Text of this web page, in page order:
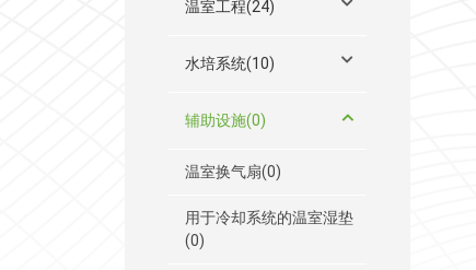
温室工程(24)
水培系统(10)
辅助设施(0)
温室换气扇(0)
用于冷却系统的温室湿垫
(0)